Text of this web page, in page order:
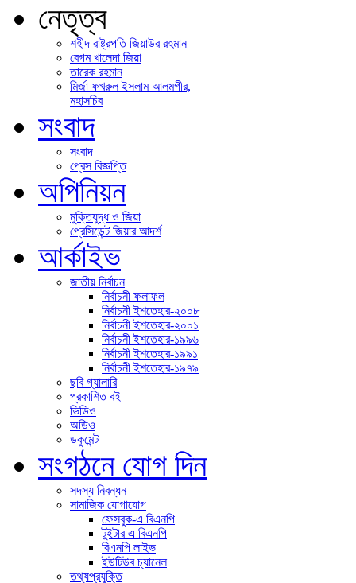
নেতৃত্ব
শহীদ রাষ্ট্রপতি জিয়াউর রহমান
বেগম খালেদা জিয়া
তারেক রহমান
মির্জা ফখরুল ইসলাম আলমগীর,
মহাসচিব
সংবাদ
সংবাদ
প্রেস বিজ্ঞপ্তি
অপিনিয়ন
মুক্তিযুদ্ধ ও জিয়া
প্রেসিডেন্ট জিয়ার আদর্শ
আর্কাইভ
জাতীয় নির্বাচন
নির্বাচনী ফলাফল
নির্বাচনী ইশতেহার-২০০৮
নির্বাচনী ইশতেহার-২০০১
নির্বাচনী ইশতেহার-১৯৯৬
নির্বাচনী ইশতেহার-১৯৯১
নির্বাচনী ইশতেহার-১৯৭৯
ছবি গ্যালারি
প্রকাশিত বই
ভিডিও
অডিও
ডকুমেন্ট
সংগঠনে যোগ দিন
সদস্য নিবন্ধন
সামাজিক যোগাযোগ
ফেসবুক-এ বিএনপি
টুইটার এ বিএনপি
বিএনপি লাইভ
ইউটিউব চ্যানেল
তথ্যপ্রযুক্তি